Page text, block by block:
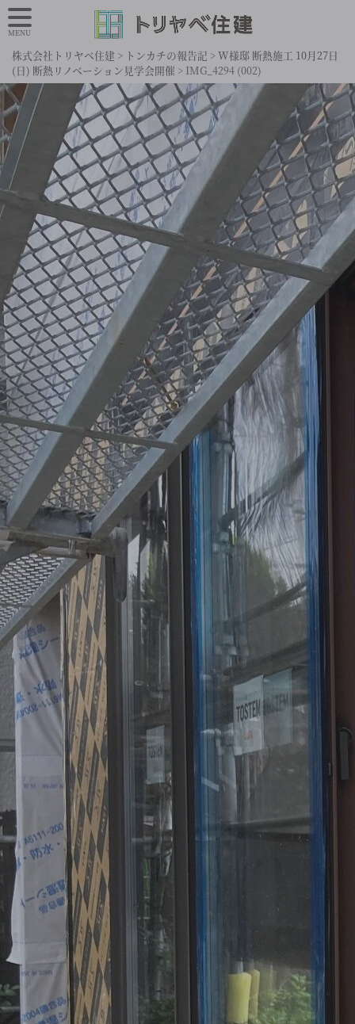
株式会社トリヤベ住建 > トンカチの報告記 >W様邸 断熱施工 10月27日
(日) 断熱リノベーション見学会開催 > IMG_4294 (002)
MENU